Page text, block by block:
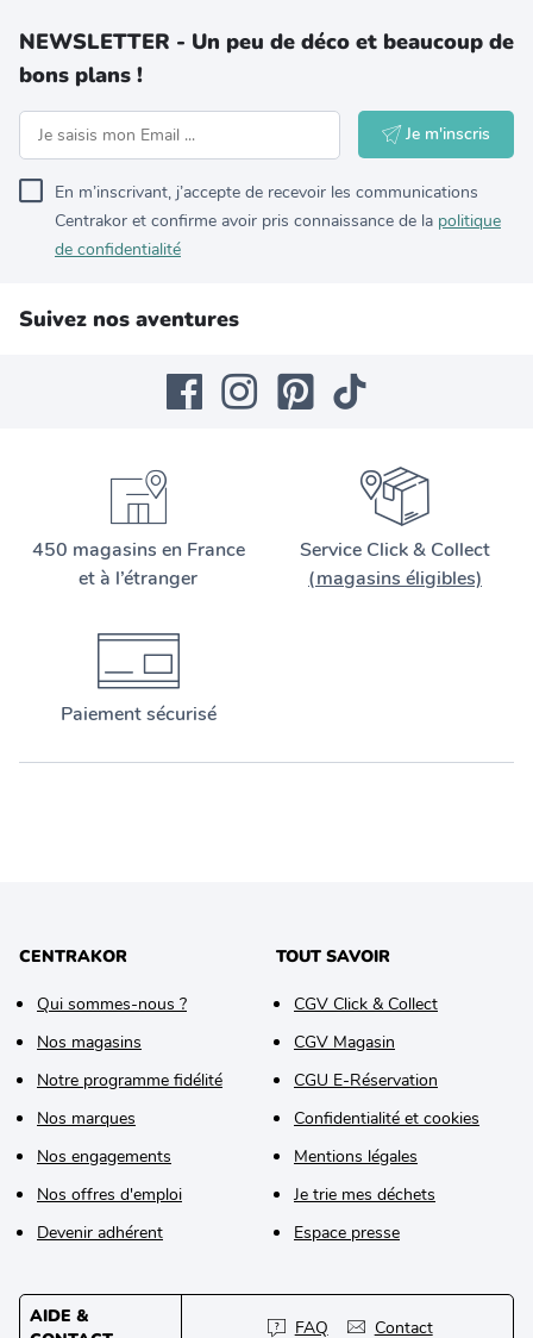
NEWSLETTER - Un peu de déco et beaucoup de
bons plans !
Je m'inscris
En m’inscrivant, j’accepte de recevoir les communications
Centrakor et confirme avoir pris connaissance de la politique
de confidentialité
Suivez nos aventures
450 magasins en France
et à l’étranger
Service Click & Collect
(magasins éligibles)
Paiement sécurisé
CENTRAKOR
Qui sommes-nous ?
Nos magasins
Notre programme fidélité
Nos marques
Nos engagements
Nos offres d'emploi
Devenir adhérent
TOUT SAVOIR
CGV Click & Collect
CGV Magasin
CGU E-Réservation
Confidentialité et cookies
Mentions légales
Je trie mes déchets
Espace presse
AIDE &
FAQ Contact